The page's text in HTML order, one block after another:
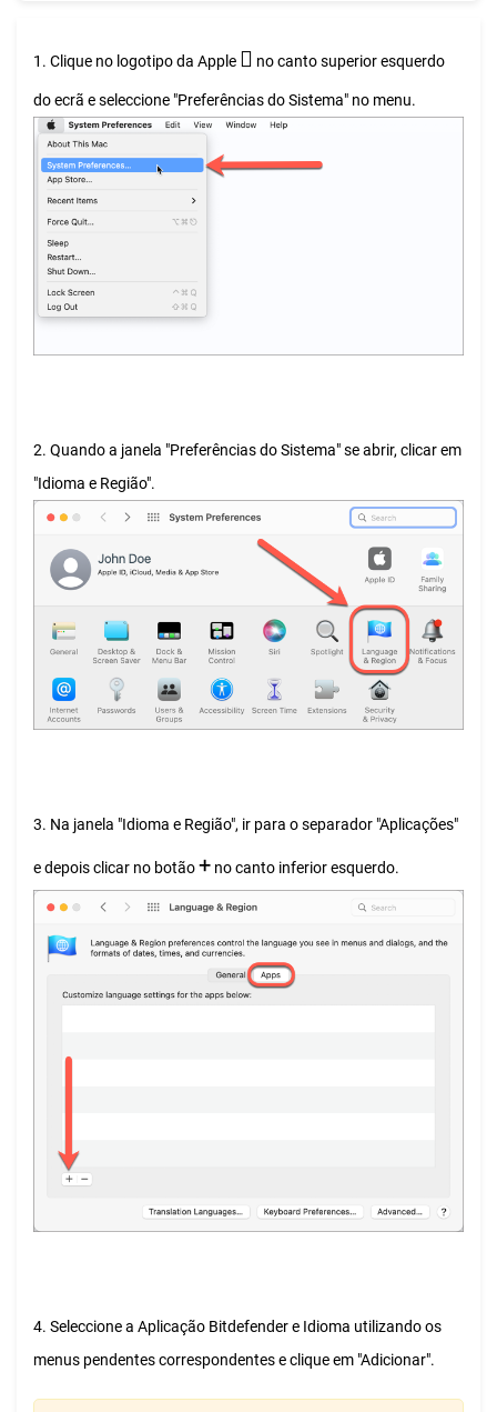
1. Clique no logotipo da Apple  no canto superior esquerdo
do ecrã e seleccione "Preferências do Sistema" no menu.
2. Quando a janela "Preferências do Sistema" se abrir, clicar em
"Idioma e Região".
3. Na janela "Idioma e Região", ir para o separador "Aplicações"
e depois clicar no botão+ no canto inferior esquerdo.
4. Seleccione a Aplicação Bitdefender e Idioma utilizando os
menus pendentes correspondentes e clique em "Adicionar".